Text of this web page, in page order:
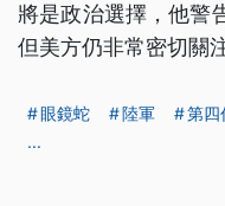
將是政治選擇，他警
但美方仍非常密切關注
眼鏡蛇 陸軍 第四
...